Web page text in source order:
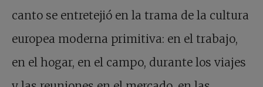
canto se entretejió en la trama de la cultura
europea moderna primitiva: en el trabajo,
en el hogar, en el campo, durante los viajes